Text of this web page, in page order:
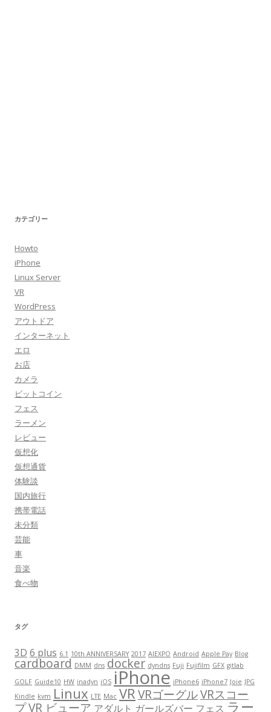
カテゴリー
Howto
iPhone
Linux Server
VR
WordPress
アウトドア
インターネット
エロ
お店
カメラ
ビットコイン
フェス
ラーメン
レビュー
仮想化
仮想通貨
体験談
国内旅行
携帯電話
未分類
芸能
車
音楽
食べ物
タグ
3D 6 plus 6.1 10th ANNIVERSARY 2017 AIEXPO Android Apple Pay Blog
cardboard DMM dns docker dyndns Fuji Fujifilm GFX gitlab
GOLF Guide10 HW inadyn iOS iPhone iPhone6 iPhone7 Joie JPG
Kindle kvm Linux LTE Mac VRVRゴーグルVRスコー
プVR ビューア アダルト ガールズバー フェス ラー